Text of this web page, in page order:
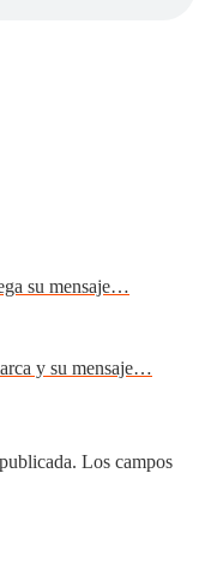
su mensaje…
y su mensaje…
Los campos